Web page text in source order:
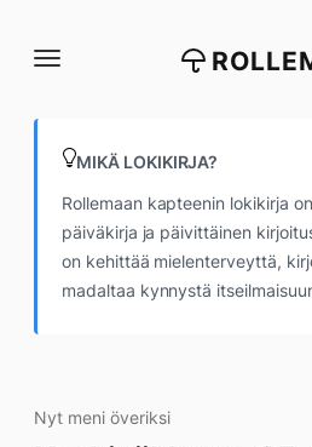
suoraan
MIKÄ LOKIKIRJA?
Rollemaan kapteenin lokikirja
päiväkirja ja päivittäinen
on kehittää mielenterveyttä,
madaltaa kynnystä
Nyt meni överiksi